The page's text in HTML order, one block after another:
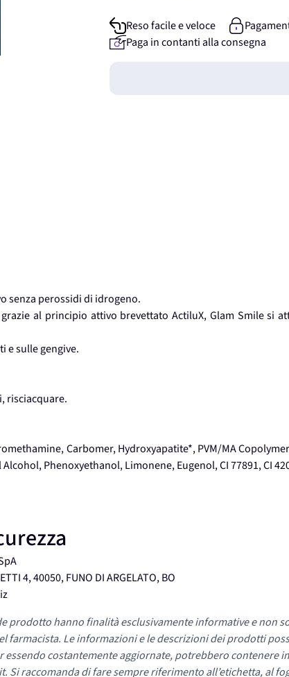
Reso facile e veloce
Paga in contanti alla consegna
senza perossidi di idrogeno.
al principio attivo brevettato ActiluX, Glam Smile si
e sulle gengive.
risciacquare.
Carbomer, Hydroxyapatite*, PVM/MA
Phenoxyethanol, Limonene, Eugenol, CI 77891, CI
4, 40050, FUNO DI ARGELATO, BO
prodotto hanno finalità esclusivamente informative e non
farmacista. Le informazioni e le descrizioni dei prodotti
essendo costantemente aggiornate, potrebbero contenere
Si raccomanda di fare sempre riferimento all’etichetta, al